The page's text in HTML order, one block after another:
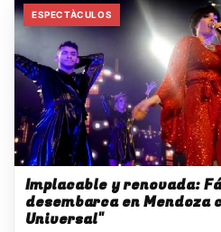
ESPECTÀCULOS
Implacable y renovada:
desembarca en Mendoza
Universal"